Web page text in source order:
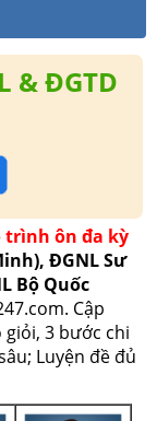
& ĐGTD
trình ôn đa kỳ
ĐGNL Sư
Bộ Quốc
Cập
giỏi, 3 bước chi
Luyện đề đủ